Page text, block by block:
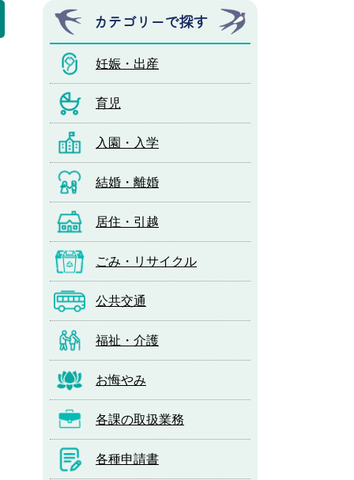
カテゴリーで探す
妊娠・出産
育児
入園・入学
結婚・離婚
居住・引越
ごみ・リサイクル
公共交通
福祉・介護
お悔やみ
各課の取扱業務
各種申請書